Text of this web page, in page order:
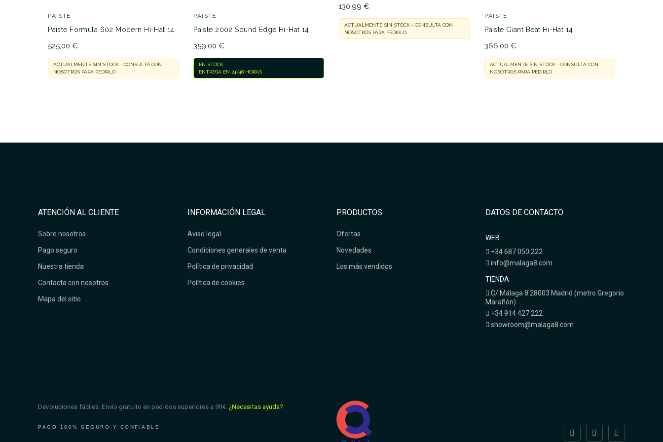
PAISTE
Paiste Formula 602 Modern Hi-Hat 14
525,00 €
ACTUALMENTE SIN STOCK - CONSULTA CON
NOSOTROS PARA PEDIRLO
PAISTE
Paiste 2002 Sound Edge Hi-Hat 14
359,00 €
EN STOCK
ENTREGA EN 24/48 HORAS
130,99 €
ACTUALMENTE SIN STOCK - CONSULTA CON
NOSOTROS PARA PEDIRLO
PAISTE
Paiste Giant Beat Hi-Hat 14
366,00 €
ACTUALMENTE SIN STOCK - CONSULTA CON
NOSOTROS PARA PEDIRLO
ATENCIÓN AL CLIENTE
Sobre nosotros
Pago seguro
Nuestra tienda
Contacta con nosotros
Mapa del sitio
INFORMACIÓN LEGAL
Aviso legal
Condiciones generales de venta
Política de privacidad
Política de cookies
PRODUCTOS
Ofertas
Novedades
Los más vendidos
DATOS DE CONTACTO
WEB
+34 687 050 222
info@malaga8.com
TIENDA
C/ Málaga 8 28003 Madrid (metro Gregorio
Marañón)
+34 914 427 222
showroom@malaga8.com
Devoluciones fáciles. Envío gratuito en pedidos superiores a 99€. ¿Necesitas ayuda?
PAGO 100% SEGURO Y CONFIABLE